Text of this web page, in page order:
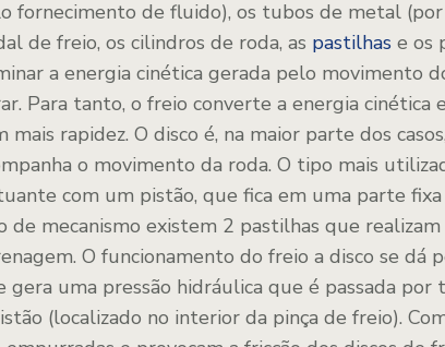
fornecimento de fluido), os tubos de metal (por
de freio, os cilindros de roda, as pastilhas e os
a energia cinética gerada pelo movimento
Para tanto, o freio converte a energia cinética
mais rapidez. O disco é, na maior parte dos
o movimento da roda. O tipo mais
com um pistão, que fica em uma parte fixa
de mecanismo existem 2 pastilhas que realizam
O funcionamento do freio a disco se dá
gera uma pressão hidráulica que é passada
(localizado no interior da pinça de freio).